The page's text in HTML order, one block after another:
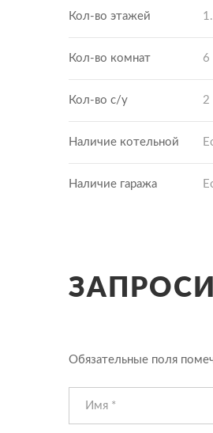
Кол-во этажей
Кол-во комнат 6
Кол-во с/у 2
Наличие котельной
Наличие гаража
Обязательные поля